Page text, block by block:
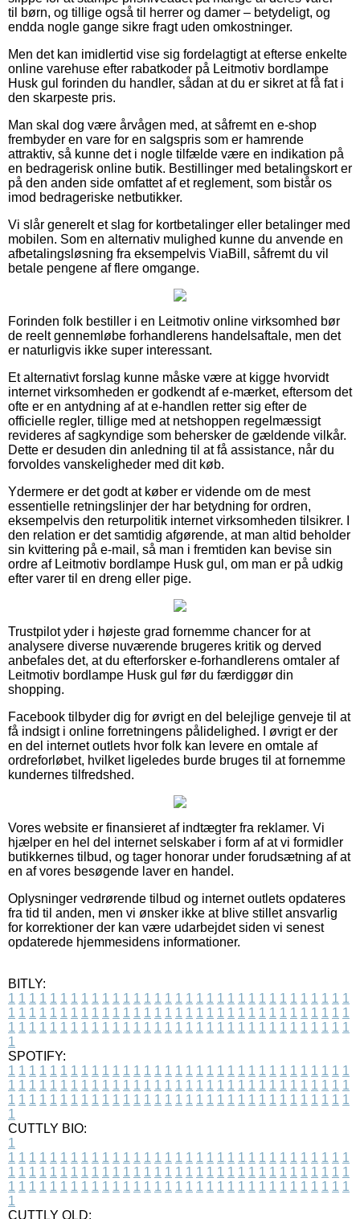
til børn, og tillige også til herrer og damer – betydeligt, og
endda nogle gange sikre fragt uden omkostninger.
Men det kan imidlertid vise sig fordelagtigt at efterse enkelte
online varehuse efter rabatkoder på Leitmotiv bordlampe
Husk gul forinden du handler, sådan at du er sikret at få fat i
den skarpeste pris.
Man skal dog være årvågen med, at såfremt en e-shop
frembyder en vare for en salgspris som er hamrende
attraktiv, så kunne det i nogle tilfælde være en indikation på
en bedragerisk online butik. Bestillinger med betalingskort er
på den anden side omfattet af et reglement, som bistår os
imod bedrageriske netbutikker.
Vi slår generelt et slag for kortbetalinger eller betalinger med
mobilen. Som en alternativ mulighed kunne du anvende en
afbetalingsløsning fra eksempelvis ViaBill, såfremt du vil
betale pengene af flere omgange.
Forinden folk bestiller i en Leitmotiv online virksomhed bør
de reelt gennemløbe forhandlerens handelsaftale, men det
er naturligvis ikke super interessant.
Et alternativt forslag kunne måske være at kigge hvorvidt
internet virksomheden er godkendt af e-mærket, eftersom det
ofte er en antydning af at e-handlen retter sig efter de
officielle regler, tillige med at netshoppen regelmæssigt
revideres af sagkyndige som behersker de gældende vilkår.
Dette er desuden din anledning til at få assistance, når du
forvoldes vanskeligheder med dit køb.
Ydermere er det godt at køber er vidende om de mest
essentielle retningslinjer der har betydning for ordren,
eksempelvis den returpolitik internet virksomheden tilsikrer. I
den relation er det samtidig afgørende, at man altid beholder
sin kvittering på e-mail, så man i fremtiden kan bevise sin
ordre af Leitmotiv bordlampe Husk gul, om man er på udkig
efter varer til en dreng eller pige.
Trustpilot yder i højeste grad fornemme chancer for at
analysere diverse nuværende brugeres kritik og derved
anbefales det, at du efterforsker e-forhandlerens omtaler af
Leitmotiv bordlampe Husk gul før du færdiggør din
shopping.
Facebook tilbyder dig for øvrigt en del belejlige genveje til at
få indsigt i online forretningens pålidelighed. I øvrigt er der
en del internet outlets hvor folk kan levere en omtale af
ordreforløbet, hvilket ligeledes burde bruges til at fornemme
kundernes tilfredshed.
Vores website er finansieret af indtægter fra reklamer. Vi
hjælper en hel del internet selskaber i form af at vi formidler
butikkernes tilbud, og tager honorar under forudsætning af at
en af vores besøgende laver en handel.
Oplysninger vedrørende tilbud og internet outlets opdateres
fra tid til anden, men vi ønsker ikke at blive stillet ansvarlig
for korrektioner der kan være udarbejdet siden vi senest
opdaterede hjemmesidens informationer.
BITLY:
1 1 1 1 1 1 1 1 1 1 1 1 1 1 1 1 1 1 1 1 1 1 1 1 1 1 1 1 1 1 1 1 1
1 1 1 1 1 1 1 1 1 1 1 1 1 1 1 1 1 1 1 1 1 1 1 1 1 1 1 1 1 1 1 1 1
1 1 1 1 1 1 1 1 1 1 1 1 1 1 1 1 1 1 1 1 1 1 1 1 1 1 1 1 1 1 1 1 1
1
SPOTIFY:
1 1 1 1 1 1 1 1 1 1 1 1 1 1 1 1 1 1 1 1 1 1 1 1 1 1 1 1 1 1 1 1 1
1 1 1 1 1 1 1 1 1 1 1 1 1 1 1 1 1 1 1 1 1 1 1 1 1 1 1 1 1 1 1 1 1
1 1 1 1 1 1 1 1 1 1 1 1 1 1 1 1 1 1 1 1 1 1 1 1 1 1 1 1 1 1 1 1 1
1
CUTTLY BIO:
1
1 1 1 1 1 1 1 1 1 1 1 1 1 1 1 1 1 1 1 1 1 1 1 1 1 1 1 1 1 1 1 1 1
1 1 1 1 1 1 1 1 1 1 1 1 1 1 1 1 1 1 1 1 1 1 1 1 1 1 1 1 1 1 1 1 1
1 1 1 1 1 1 1 1 1 1 1 1 1 1 1 1 1 1 1 1 1 1 1 1 1 1 1 1 1 1 1 1 1
1
CUTTLY OLD: